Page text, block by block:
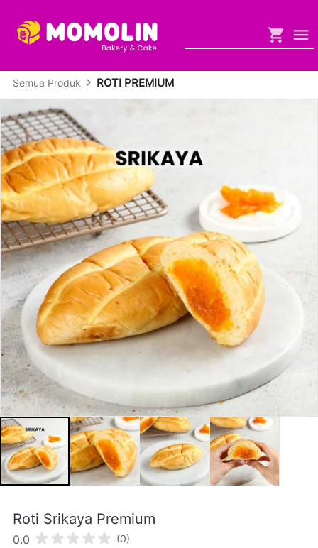
Semua Produk ROTI PREMIUM
Roti Srikaya Premium
0.0 (0)